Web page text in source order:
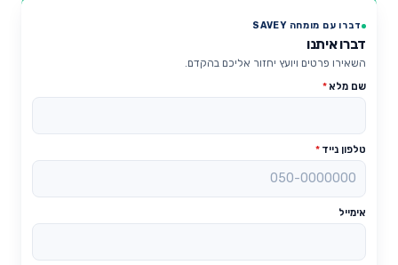
דברו עם מומחה SAVEY
דברו איתנו
השאירו פרטים ויועץ יחזור אליכם בהקדם.
שם מלא*
טלפון נייד *
אימייל